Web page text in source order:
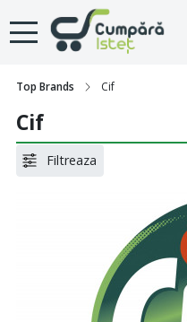
Top Brands Cif
Cif
Filtreaza